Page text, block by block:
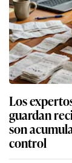
Los
guardan
son
control